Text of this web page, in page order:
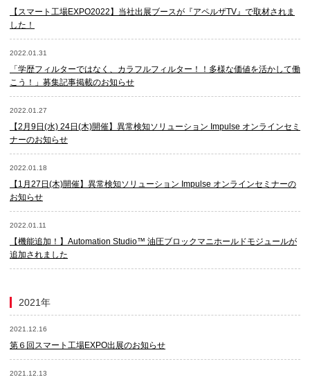
【スマート工場EXPO2022】当社出展ブースが『アペルザTV』で取材されま
した！
2022.01.31
「学歴フィルターではなく、カラフルフィルター！！多様な価値を活かして働
こう！」募集記事掲載のお知らせ
2022.01.27
【2月9日(水) 24日(木)開催】異常検知ソリューション Impulse オンラインセミ
ナーのお知らせ
2022.01.18
【1月27日(木)開催】異常検知ソリューション Impulse オンラインセミナーの
お知らせ
2022.01.11
【機能追加！】Automation Studio™ 油圧ブロックマニホールドモジュールが
追加されました
2021年
2021.12.16
第６回スマート工場EXPO出展のお知らせ
2021.12.13